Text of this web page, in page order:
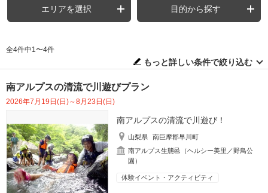
エリアを選択 目的から探す
全4件中1〜4件
もっと詳しい条件で絞り込む
南アルプスの清流で川遊びプラン
2026年7月19日(日)～8月23日(日)
南アルプスの清流で川遊び！
山梨県
南巨摩郡早川町
南アルプス生態邑（ヘルシー美里／野鳥公
園）
体験イベント・アクティビティ